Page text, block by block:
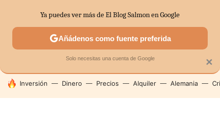
SECTORES ECONOMÍA DOMÉSTICA MERCADOS
HOY SE HABLA DE
Inversión Dinero Precios Alquiler Alemania
×
Ya puedes ver más de El Blog Salmon en Google
Añádenos como fuente preferida
Solo necesitas una cuenta de Google